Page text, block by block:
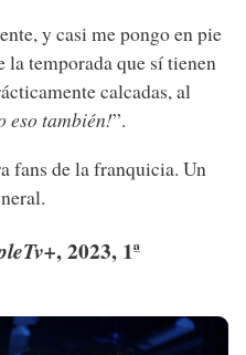
y casi me pongo en pie
la temporada que sí tienen
calcadas, al
eso también!”.
fans de la franquicia. Un
, 2023, 1ª